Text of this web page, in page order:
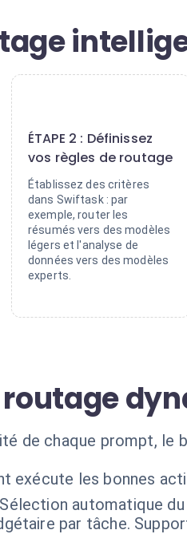
ÉTAPE 2 : Définissez
vos règles de routage
Établissez des critères
dans Swiftask : par
exemple, router les
résumés vers des modèles
légers et l'analyse de
données vers des modèles
experts.
de chaque prompt, le
exécute les bonnes
Sélection automatique
par tâche.